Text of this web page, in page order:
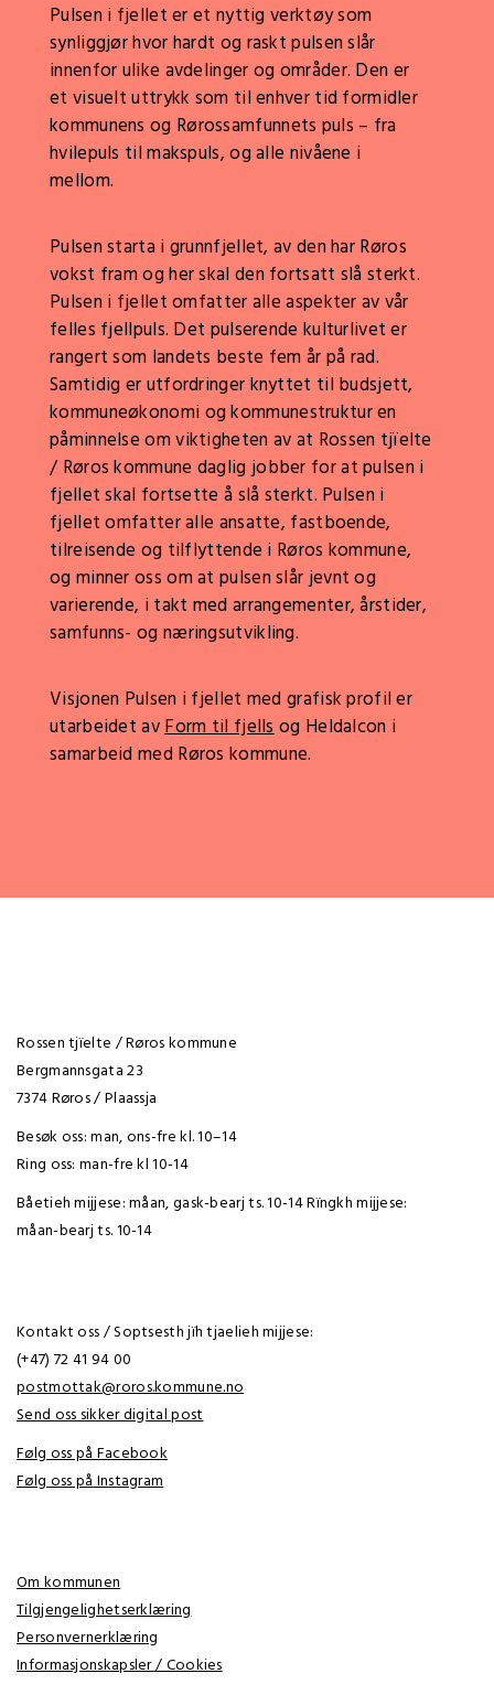
Pulsen i fjellet er et nyttig verktøy som
synliggjør hvor hardt og raskt pulsen slår
innenfor ulike avdelinger og områder. Den er
et visuelt uttrykk som til enhver tid formidler
kommunens og Rørossamfunnets puls – fra
hvilepuls til makspuls, og alle nivåene i
mellom.
Pulsen starta i grunnfjellet, av den har Røros
vokst fram og her skal den fortsatt slå sterkt.
Pulsen i fjellet omfatter alle aspekter av vår
felles fjellpuls. Det pulserende kulturlivet er
rangert som landets beste fem år på rad.
Samtidig er utfordringer knyttet til budsjett,
kommuneøkonomi og kommunestruktur en
påminnelse om viktigheten av at Rossen tjïelte
/ Røros kommune daglig jobber for at pulsen i
fjellet skal fortsette å slå sterkt. Pulsen i
fjellet omfatter alle ansatte, fastboende,
tilreisende og tilflyttende i Røros kommune,
og minner oss om at pulsen slår jevnt og
varierende, i takt med arrangementer, årstider,
samfunns- og næringsutvikling.
Visjonen Pulsen i fjellet med grafisk profil er
utarbeidet avForm til fjellsog Heldalcon i
samarbeid med Røros kommune.
Rossen tjïelte / Røros kommune
Bergmannsgata 23
7374 Røros / Plaassja
Besøk oss: man, ons-fre kl. 10–14
Ring oss: man-fre kl 10-14
Båetieh mijjese: måan, gask-bearj ts. 10-14 Rïngkh mijjese:
måan-bearj ts. 10-14
Kontakt oss / Soptsesth jïh tjaelieh mijjese:
(+47) 72 41 94 00
postmottak@roros.kommune.no
Send oss sikker digital post
Følg oss på Facebook
Følg oss på Instagram
Om kommunen
Tilgjengelighetserklæring
Personvernerklæring
Informasjonskapsler / Cookies